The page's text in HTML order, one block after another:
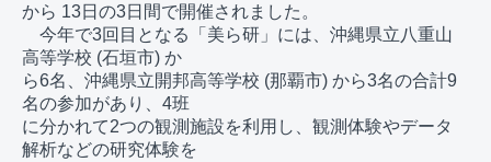
から 13日の3日間で開催されました。
今年で3回目となる「美ら研」には、沖縄県立八重山
高等学校 (石垣市) か
ら6名、沖縄県立開邦高等学校 (那覇市) から3名の合計9
名の参加があり、4班
に分かれて2つの観測施設を利用し、観測体験やデータ
解析などの研究体験を